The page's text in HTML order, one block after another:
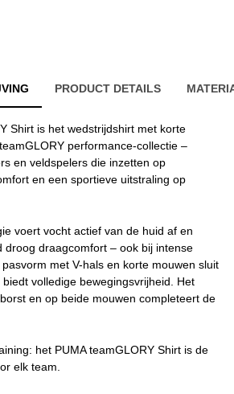
PRODUCT DETAILS
Shirt is het wedstrijdshirt met korte
performance-collectie –
en veldspelers die inzetten op
en een sportieve uitstraling op
voert vocht actief van de huid af en
droog draagcomfort – ook bij intense
met V-hals en korte mouwen sluit
volledige bewegingsvrijheid. Het
en op beide mouwen completeert de
het PUMA teamGLORY Shirt is de
elk team.